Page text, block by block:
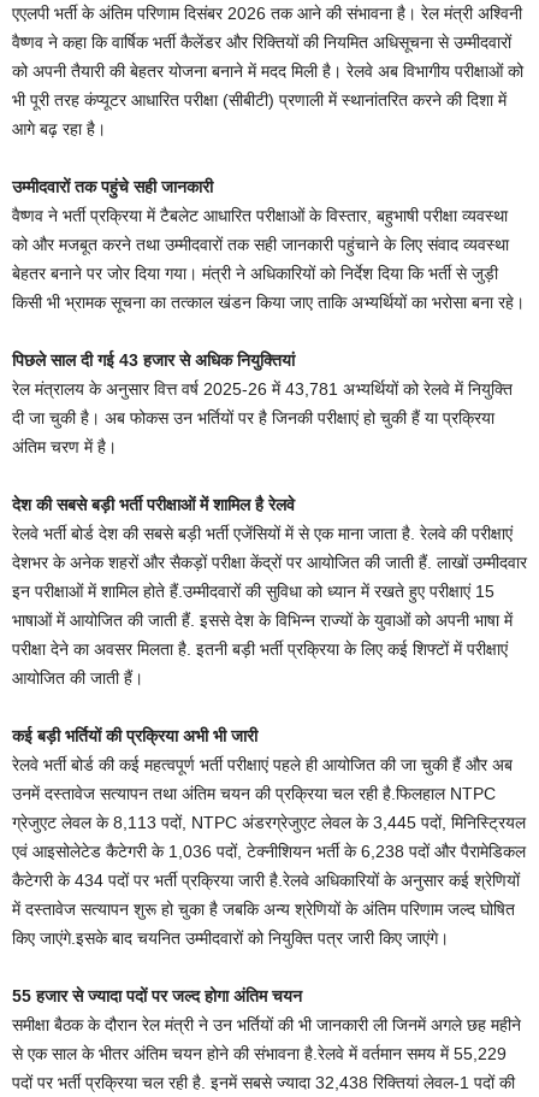
एएलपी भर्ती के अंतिम परिणाम दिसंबर 2026 तक आने की संभावना है। रेल मंत्री अश्विनी
वैष्णव ने कहा कि वार्षिक भर्ती कैलेंडर और रिक्तियों की नियमित अधिसूचना से उम्मीदवारों
को अपनी तैयारी की बेहतर योजना बनाने में मदद मिली है। रेलवे अब विभागीय परीक्षाओं को
भी पूरी तरह कंप्यूटर आधारित परीक्षा (सीबीटी) प्रणाली में स्थानांतरित करने की दिशा में
आगे बढ़ रहा है।
उम्मीदवारों तक पहुंचे सही जानकारी
वैष्णव ने भर्ती प्रक्रिया में टैबलेट आधारित परीक्षाओं के विस्तार, बहुभाषी परीक्षा व्यवस्था
को और मजबूत करने तथा उम्मीदवारों तक सही जानकारी पहुंचाने के लिए संवाद व्यवस्था
बेहतर बनाने पर जोर दिया गया। मंत्री ने अधिकारियों को निर्देश दिया कि भर्ती से जुड़ी
किसी भी भ्रामक सूचना का तत्काल खंडन किया जाए ताकि अभ्यर्थियों का भरोसा बना रहे।
पिछले साल दी गई 43 हजार से अधिक नियुक्तियां
रेल मंत्रालय के अनुसार वित्त वर्ष 2025-26 में 43,781 अभ्यर्थियों को रेलवे में नियुक्ति
दी जा चुकी है। अब फोकस उन भर्तियों पर है जिनकी परीक्षाएं हो चुकी हैं या प्रक्रिया
अंतिम चरण में है।
देश की सबसे बड़ी भर्ती परीक्षाओं में शामिल है रेलवे
रेलवे भर्ती बोर्ड देश की सबसे बड़ी भर्ती एजेंसियों में से एक माना जाता है. रेलवे की परीक्षाएं
देशभर के अनेक शहरों और सैकड़ों परीक्षा केंद्रों पर आयोजित की जाती हैं. लाखों उम्मीदवार
इन परीक्षाओं में शामिल होते हैं.उम्मीदवारों की सुविधा को ध्यान में रखते हुए परीक्षाएं 15
भाषाओं में आयोजित की जाती हैं. इससे देश के विभिन्न राज्यों के युवाओं को अपनी भाषा में
परीक्षा देने का अवसर मिलता है. इतनी बड़ी भर्ती प्रक्रिया के लिए कई शिफ्टों में परीक्षाएं
आयोजित की जाती हैं।
कई बड़ी भर्तियों की प्रक्रिया अभी भी जारी
रेलवे भर्ती बोर्ड की कई महत्वपूर्ण भर्ती परीक्षाएं पहले ही आयोजित की जा चुकी हैं और अब
उनमें दस्तावेज सत्यापन तथा अंतिम चयन की प्रक्रिया चल रही है.फिलहाल NTPC
ग्रेजुएट लेवल के 8,113 पदों, NTPC अंडरग्रेजुएट लेवल के 3,445 पदों, मिनिस्ट्रियल
एवं आइसोलेटेड कैटेगरी के 1,036 पदों, टेक्नीशियन भर्ती के 6,238 पदों और पैरामेडिकल
कैटेगरी के 434 पदों पर भर्ती प्रक्रिया जारी है.रेलवे अधिकारियों के अनुसार कई श्रेणियों
में दस्तावेज सत्यापन शुरू हो चुका है जबकि अन्य श्रेणियों के अंतिम परिणाम जल्द घोषित
किए जाएंगे.इसके बाद चयनित उम्मीदवारों को नियुक्ति पत्र जारी किए जाएंगे।
55 हजार से ज्यादा पदों पर जल्द होगा अंतिम चयन
समीक्षा बैठक के दौरान रेल मंत्री ने उन भर्तियों की भी जानकारी ली जिनमें अगले छह महीने
से एक साल के भीतर अंतिम चयन होने की संभावना है.रेलवे में वर्तमान समय में 55,229
पदों पर भर्ती प्रक्रिया चल रही है. इनमें सबसे ज्यादा 32,438 रिक्तियां लेवल-1 पदों की